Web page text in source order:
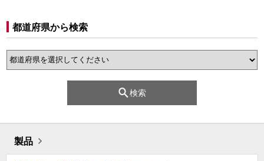
都道府県から検索
検索
製品